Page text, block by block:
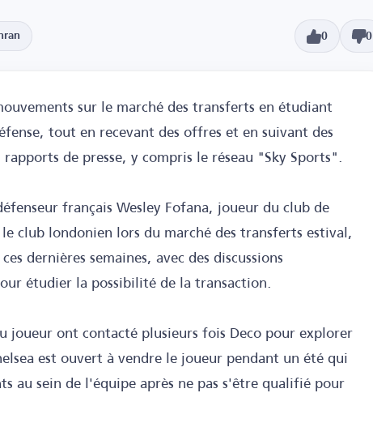
0 0
sur le marché des transferts en étudiant
tout en recevant des offres et en suivant des
de presse, y compris le réseau "Sky Sports".
français Wesley Fofana, joueur du club de
club londonien lors du marché des transferts estival,
dernières semaines, avec des discussions
étudier la possibilité de la transaction.
joueur ont contacté plusieurs fois Deco pour explorer
est ouvert à vendre le joueur pendant un été qui
au sein de l'équipe après ne pas s'être qualifié pour